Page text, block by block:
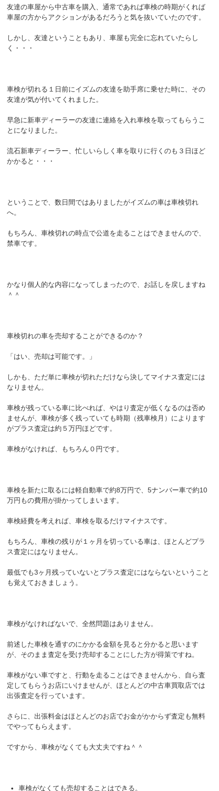
友達の車屋から中古車を購入、通常であれば車検の時期がくれば
車屋の方からアクションがあるだろうと気を抜いていたのです。
しかし、友達ということもあり、車屋も完全に忘れていたらし
く・・・
車検が切れる１日前にイズムの友達を助手席に乗せた時に、その
友達が気が付いてくれました。
早急に新車ディーラーの友達に連絡を入れ車検を取ってもらうこ
とになりました。
流石新車ディーラー、忙しいらしく車を取りに行くのも３日ほど
かかると・・・
ということで、数日間ではありましたがイズムの車は車検切れ
へ。
もちろん、車検切れの時点で公道を走ることはできませんので、
禁車です。
かなり個人的な内容になってしまったので、お話しを戻しますね
＾＾
車検切れの車を売却することができるのか？
「はい、売却は可能です。」
しかも、ただ単に車検が切れただけなら決してマイナス査定には
なりません。
車検が残っている車に比べれば、やはり査定が低くなるのは否め
ませんが、車検が多く残っていても時期（残車検月）によります
がプラス査定は約５万円ほどです。
車検がなければ、もちろん０円です。
車検を新たに取るには軽自動車で約8万円で、5ナンバー車で約10
万円もの費用が掛かってしまいます。
車検経費を考えれば、車検を取るだけマイナスです。
もちろん、車検の残りが１ヶ月を切っている車は、ほとんどプラ
ス査定にはなりません。
最低でも3ヶ月残っていないとプラス査定にはならないということ
も覚えておきましょう。
車検がなければないで、全然問題はありません。
前述した車検を通すのにかかる金額を見ると分かると思います
が、そのまま査定を受け売却することにした方が得策ですね。
車検がない車ですと、行動を走ることはできませんから、自ら査
定してもらうお店にいけませんが、ほとんどの中古車買取店では
出張査定を行っています。
さらに、出張料金はほとんどのお店でお金がかからず査定も無料
でやってもらえます。
ですから、車検がなくても大丈夫ですね＾＾
車検がなくても売却することはできる。